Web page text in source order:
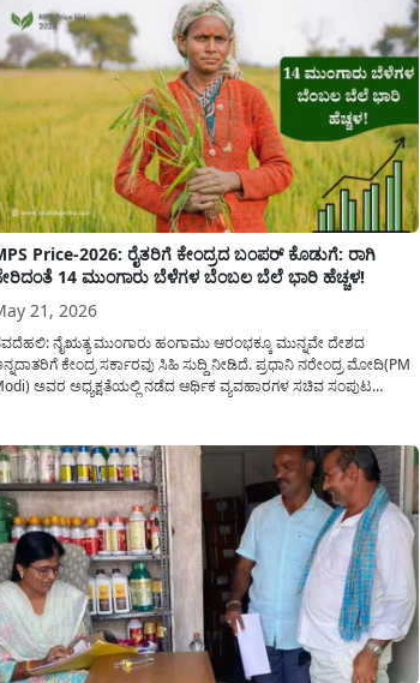
Price-2026: ರೈತರಿಗೆ ಕೇಂದ್ರದ ಬಂಪರ್ ಕೊಡುಗೆ: ರಾಗಿ
14 ಮುಂಗಾರು ಬೆಳೆಗಳ ಬೆಂಬಲ ಬೆಲೆ ಭಾರಿ ಹೆಚ್ಚಳ!
21, 2026
ನೈಋತ್ಯ ಮುಂಗಾರು ಹಂಗಾಮು ಆರಂಭಕ್ಕೂ ಮುನ್ನವೇ ದೇಶದ
ಕೇಂದ್ರ ಸರ್ಕಾರವು ಸಿಹಿ ಸುದ್ದಿ ನೀಡಿದೆ. ಪ್ರಧಾನಿ ನರೇಂದ್ರ ಮೋದಿ(PM
ಅವರ ಅಧ್ಯಕ್ಷತೆಯಲ್ಲಿ ನಡೆದ ಆರ್ಥಿಕ ವ್ಯವಹಾರಗಳ ಸಚಿವ ಸಂಪುಟ